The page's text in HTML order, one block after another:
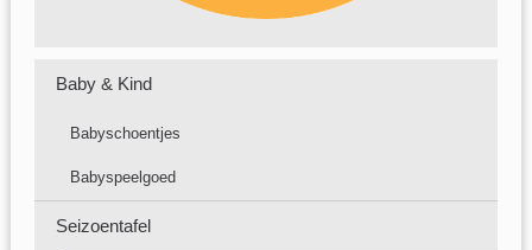
Baby & Kind
Babyschoentjes
Babyspeelgoed
Seizoentafel